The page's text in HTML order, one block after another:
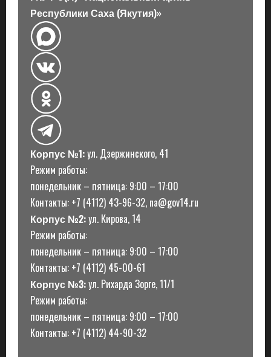
Республики Саха (Якутия)»
Корпус №1:ул. Дзержинского, 41
Режим работы:
понедельник – пятница: 9:00 – 17:00
Контакты: +7 (4112) 43-96-32, na@gov14.ru
Корпус №2:ул. Кирова, 14
Режим работы:
понедельник – пятница: 9:00 – 17:00
Контакты: +7 (4112) 45-00-61
Корпус №3:ул. Рихарда Зорге, 11/1
Режим работы:
понедельник – пятница: 9:00 – 17:00
Контакты: +7 (4112) 44-90-32